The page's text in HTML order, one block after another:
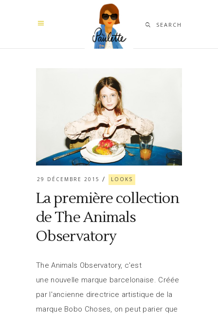
SEARCH
29 DÉCEMBRE 2015 LOOKS
La première collection
de The Animals
Observatory
The Animals Observatory, c'est
une nouvelle marque barcelonaise. Créée
par l'ancienne directrice artistique de la
marque Bobo Choses, on peut parier que